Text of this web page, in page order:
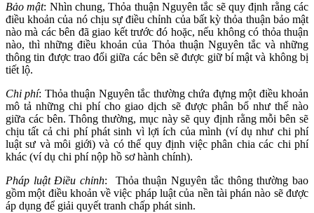
Bảo mật: Nhìn chung, Thỏa thuận Nguyên tắc sẽ quy định rằng các
điều khoản của nó chịu sự điều chỉnh của bất kỳ thỏa thuận bảo mật
nào mà các bên đã giao kết trước đó hoặc, nếu không có thỏa thuận
nào, thì những điều khoản của Thỏa thuận Nguyên tắc và những
thông tin được trao đổi giữa các bên sẽ được giữ bí mật và không bị
tiết lộ.
Chi phí: Thỏa thuận Nguyên tắc thường chứa đựng một điều khoản
mô tả những chi phí cho giao dịch sẽ được phân bổ như thế nào
giữa các bên. Thông thường, mục này sẽ quy định rằng mỗi bên sẽ
chịu tất cả chi phí phát sinh vì lợi ích của mình (ví dụ như chi phí
luật sư và môi giới) và có thể quy định việc phân chia các chi phí
khác (ví dụ chi phí nộp hồ sơ hành chính).
Pháp luật Điều chỉnh: Thỏa thuận Nguyên tắc thông thường bao
gồm một điều khoản về việc pháp luật của nền tài phán nào sẽ được
áp dụng để giải quyết tranh chấp phát sinh.